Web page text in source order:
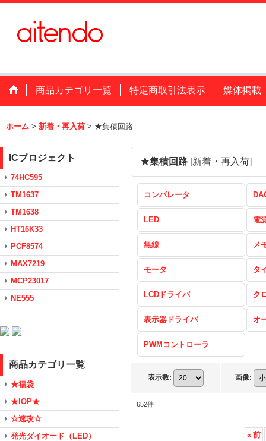
商品カテゴリ一覧 特定商取引法表示 媒体掲載
ホーム > 新着・再入荷 > ★集積回路
ICプロジェクト
74HC595
TM1637
TM1638
HT16K33
PCF8574
MAX7219
MCP23017
NE555
商品カテゴリ一覧
★福袋
★IOP★
☆速攻☆
発光ダイオード（LED）
★集積回路 [新着・再入荷]
コンパレータ
LED 電
無線 メ
モータ タ
LCDドライバ ク
表示器ドライバ オ
PWMコントローラ
表示数: 画像:
652件
« 前